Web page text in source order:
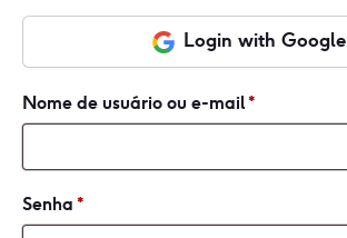
Body
Outlet
Login with Google
Nome de usuário ou e-mail*
Senha*